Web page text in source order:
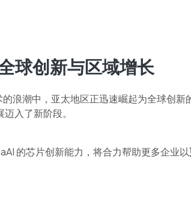
球创新与区域增长
浪潮中，亚太地区正迅速崛起为全球创
入了新阶段。
的芯片创新能力，将合力帮助更多企业以